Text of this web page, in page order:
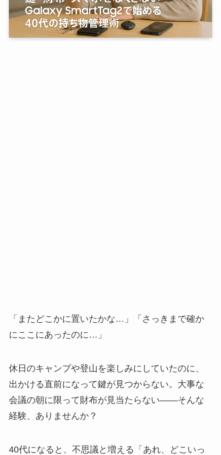
「またどこかに置いたかな…」「さっきまで確か
にここにあったのに…」
休日のキャンプや登山を楽しみにしていたのに、
出かける直前になって鍵が見つからない。大事な
会議の朝に限って財布が見当たらない――そんな
経験、ありませんか？
40代になると、不思議と増える「あれ、どこいっ